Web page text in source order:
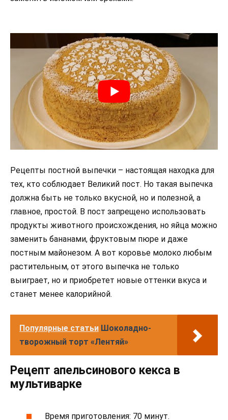
Рецепты постной выпечки – настоящая находка для
тех, кто соблюдает Великий пост. Но такая выпечка
должна быть не только вкусной, но и полезной, а
главное, простой. В пост запрещено использовать
продукты животного происхождения, но яйца можно
заменить бананами, фруктовым пюре и даже
постным майонезом. А вот коровье молоко любым
растительным, от этого выпечка не только
выиграет, но и приобретет новые оттенки вкуса и
станет менее калорийной.
Популярные статьи Шоколадно-
творожный торт «Лентяй»
Рецепт апельсинового кекса в
мультиварке
Время приготовления: 70 минут.